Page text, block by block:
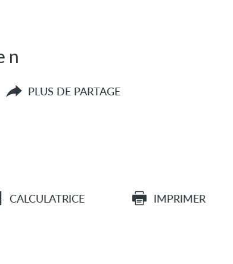
PLUS DE PARTAGE
CALCULATRICE IMPRIMER